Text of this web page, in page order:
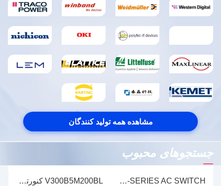
مشاهده همه تولید کنندگان
جستجوهای محبوب
CM400C1Y-24S 203G IGBT MODULE S-SERIES AC SWITCH ماژول IGBT V300B5M200BL کنورترهای DC/DC جدا شده - از طریق سوراخ وات- 200 Vin 300 Vout 5 درجه - M